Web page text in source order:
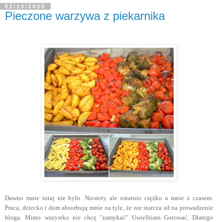
02/10/2020
Pieczone warzywa z piekarnika
Dawno mnie tutaj nie było. Niestety ale ostatnio ciężko u mnie z czasem.
Praca, dziecko i dom absorbują mnie na tyle, że nie starcza sił na prowadzenie
bloga. Mimo wszystko nie chcę "zamykać" Uwielbiam Gotować. Dlatego